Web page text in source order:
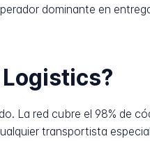
dominante en
La red cubre el 98% de
transportista